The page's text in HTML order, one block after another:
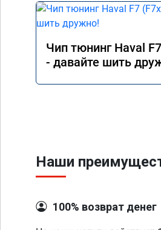
Чип тюнинг Haval
- давайте шить
Наши
100% возврат денег